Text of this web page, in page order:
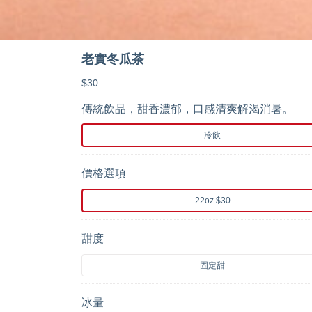
老實冬瓜茶
$30
傳統飲品，甜香濃郁，口感清爽解渴消暑。
冷飲
價格選項
22oz $30
甜度
固定甜
冰量